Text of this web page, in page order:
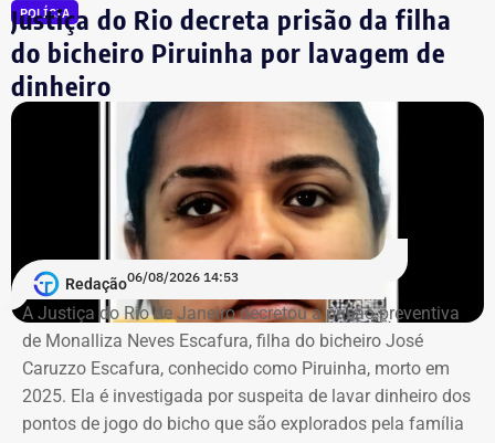
A intervenção também prevê 1,4 km de ciclovias, além de
infraestrutura subterrânea para redes de energia,
telecomunicações e esgoto. A proposta é que a área seja
mantida por uma associação responsável pela
conservação e manutenção dos espaços.
O projeto imobiliário, de responsabilidade da RJZ Cyrela,
é inspirador em um modelo parecido ao que já acontece
na Península, no Rio2 e no Centro Metropolitano. A
proposta foi aprovada pela Prefeitura do Rio no fim do
ano passado e prevê um investimento de quase R$ 35
milhões.
*Com informações do Diário do Rio.
POLÍCIA
Justiça do Rio decreta prisão da filha
do bicheiro Piruinha por lavagem de
dinheiro
Redação06/08/2026 14:53
A Justiça do Rio de Janeiro decretou a prisão preventiva
de Monalliza Neves Escafura, filha do bicheiro José
Caruzzo Escafura, conhecido como Piruinha, morto em
2025. Ela é investigada por suspeita de lavar dinheiro dos
pontos de jogo do bicho que são explorados pela família